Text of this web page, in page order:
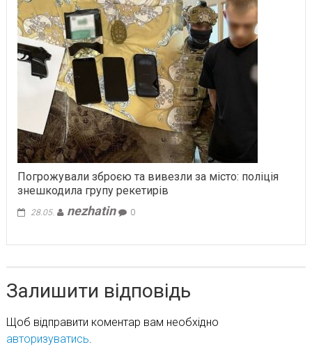
Погрожували зброєю та вивезли за місто: поліція
знешкодила групу рекетирів
28.05. nezhatin 0
Залишити відповідь
Щоб відправити коментар вам необхідно
авторизуватись